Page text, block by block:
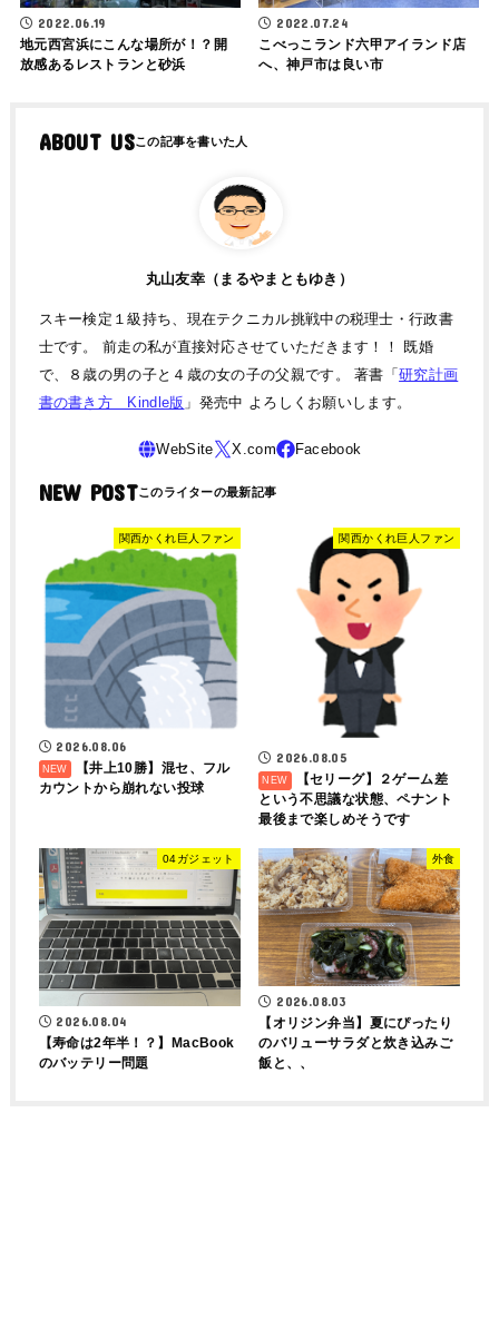
2022.06.19
地元西宮浜にこんな場所が！？開
放感あるレストランと砂浜
2022.07.24
こべっこランド六甲アイランド店
へ、神戸市は良い市
ABOUT US
丸山友幸（まるやまともゆき）
スキー検定１級持ち、現在テクニカル挑戦中の税理士・行政書
士です。 前走の私が直接対応させていただきます！！ 既婚
で、８歳の男の子と４歳の女の子の父親です。 著書「研究計画
書の書き方 Kindle版 」発売中 よろしくお願いします。
NEW POST
関西かくれ巨人ファン
2026.08.06
【井上10勝】混セ、フル
カウントから崩れない投球
関西かくれ巨人ファン
2026.08.05
【セリーグ】２ゲーム差
という不思議な状態、ペナント
最後まで楽しめそうです
04ガジェット
2026.08.04
【寿命は2年半！？】MacBook
のバッテリー問題
外食
2026.08.03
【オリジン弁当】夏にぴったり
のバリューサラダと炊き込みご
飯と、、